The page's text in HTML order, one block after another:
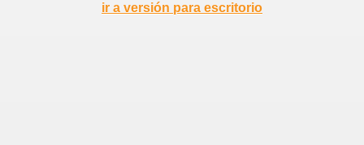
ir a versión para escritorio